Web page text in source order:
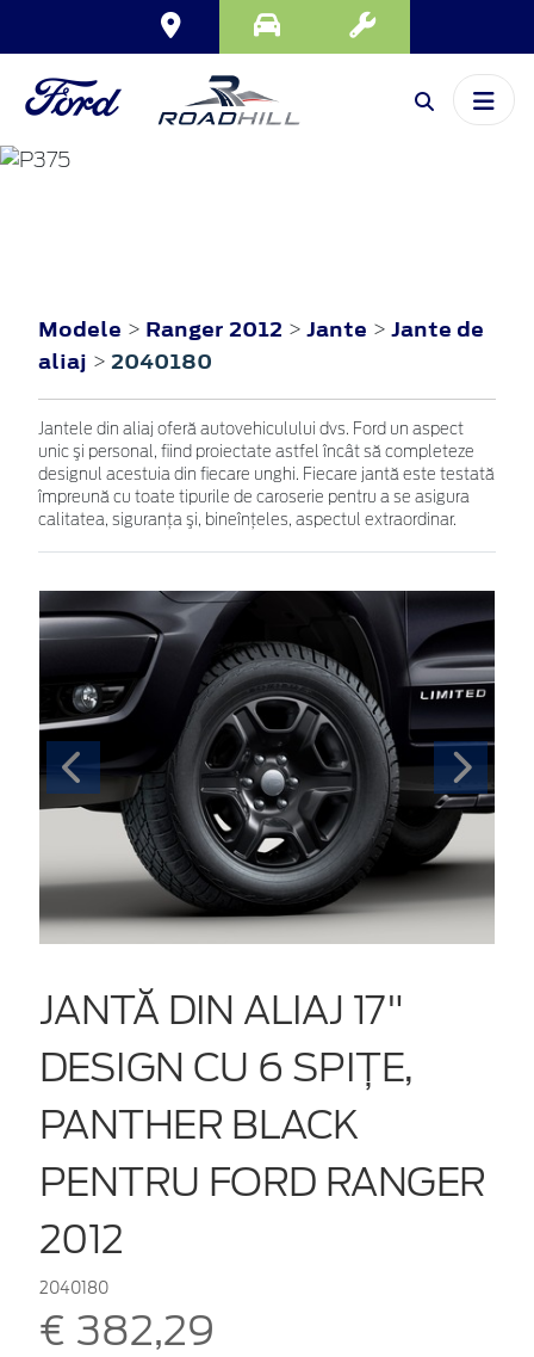
Modele > Ranger 2012 > Jante > Jante de
aliaj > 2040180
Jantele din aliaj oferă autovehiculului dvs. Ford un aspect
unic şi personal, fiind proiectate astfel încât să completeze
designul acestuia din fiecare unghi. Fiecare jantă este testată
împreună cu toate tipurile de caroserie pentru a se asigura
calitatea, siguranţa şi, bineînţeles, aspectul extraordinar.
JANTĂ DIN ALIAJ 17"
DESIGN CU 6 SPIȚE,
PANTHER BLACK
PENTRU FORD RANGER
2012
2040180
€ 382,29